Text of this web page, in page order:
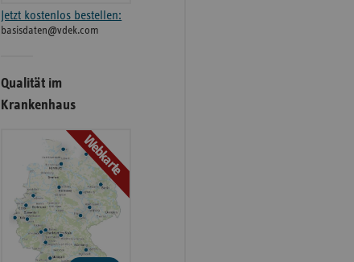
Jetzt kostenlos bestellen:
basisdaten@vdek.com
Qualität im
Krankenhaus
Webkarte